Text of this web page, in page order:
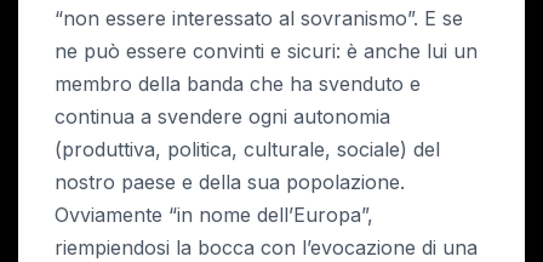
“non essere interessato al sovranismo”. E se
ne può essere convinti e sicuri: è anche lui un
membro della banda che ha svenduto e
continua a svendere ogni autonomia
(produttiva, politica, culturale, sociale) del
nostro paese e della sua popolazione.
Ovviamente “in nome dell’Europa”,
riempiendosi la bocca con l’evocazione di una